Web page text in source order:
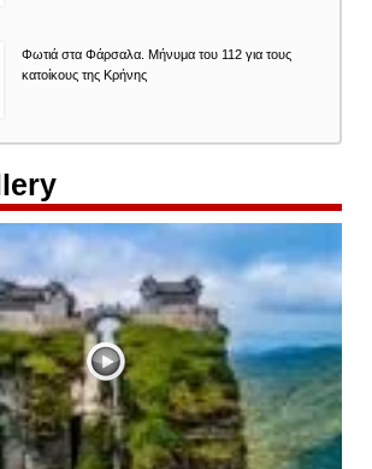
Φωτιά στα Φάρσαλα. Μήνυμα του 112 για τους
κατοίκους της Κρήνης